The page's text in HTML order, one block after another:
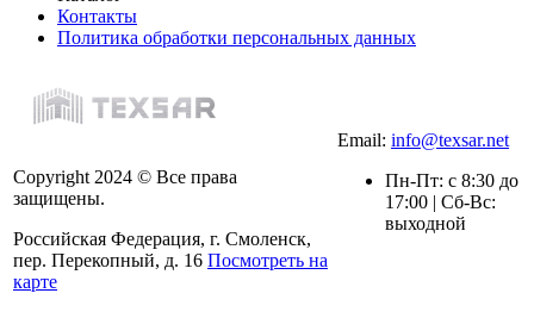
Контакты
Политика обработки персональных данных
Copyright 2024 © Все права
защищены.
Российская Федерация, г. Смоленск,
пер. Перекопный, д. 16 Посмотреть на
карте
Email: info@texsar.net
Пн-Пт: с 8:30 до
17:00 | Сб-Вс:
выходной